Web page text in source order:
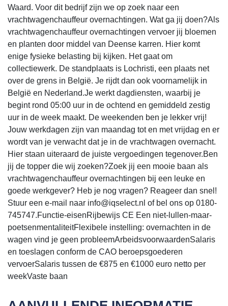
Waard. Voor dit bedrijf zijn we op zoek naar een
vrachtwagenchauffeur overnachtingen. Wat ga jij doen?Als
vrachtwagenchauffeur overnachtingen vervoer jij bloemen
en planten door middel van Deense karren. Hier komt
enige fysieke belasting bij kijken. Het gaat om
collectiewerk. De standplaats is Lochristi, een plaats net
over de grens in België. Je rijdt dan ook voornamelijk in
België en Nederland.Je werkt dagdiensten, waarbij je
begint rond 05:00 uur in de ochtend en gemiddeld zestig
uur in de week maakt. De weekenden ben je lekker vrij!
Jouw werkdagen zijn van maandag tot en met vrijdag en er
wordt van je verwacht dat je in de vrachtwagen overnacht.
Hier staan uiteraard de juiste vergoedingen tegenover.Ben
jij de topper die wij zoeken?Zoek jij een mooie baan als
vrachtwagenchauffeur overnachtingen bij een leuke en
goede werkgever? Heb je nog vragen? Reageer dan snel!
Stuur een e-mail naar info@iqselect.nl of bel ons op 0180-
745747.Functie-eisenRijbewijs CE Een niet-lullen-maar-
poetsenmentaliteitFlexibele instelling: overnachten in de
wagen vind je geen probleemArbeidsvoorwaardenSalaris
en toeslagen conform de CAO beroepsgoederen
vervoerSalaris tussen de €875 en €1000 euro netto per
weekVaste baan